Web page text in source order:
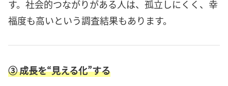
す。社会的つながりがある人は、孤立しにくく、幸
福度も高いという調査結果もあります。
③ 成長を“見える化”する